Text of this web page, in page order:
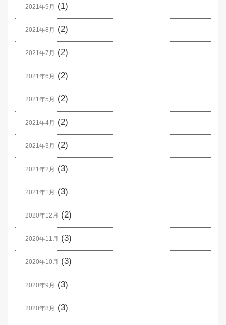
2021年9月 (1)
2021年8月 (2)
2021年7月 (2)
2021年6月 (2)
2021年5月 (2)
2021年4月 (2)
2021年3月 (2)
2021年2月 (3)
2021年1月 (3)
2020年12月 (2)
2020年11月 (3)
2020年10月 (3)
2020年9月 (3)
2020年8月 (3)